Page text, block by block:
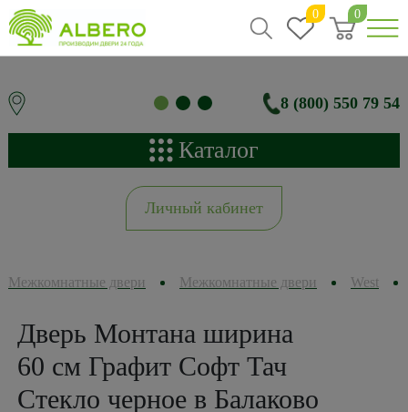
0 0
8 (800) 550 79 54
Каталог
Личный кабинет
Межкомнатные двери Межкомнатные двери West
Дверь Монтана ширина
60 см Графит Софт Тач
Стекло черное в Балаково